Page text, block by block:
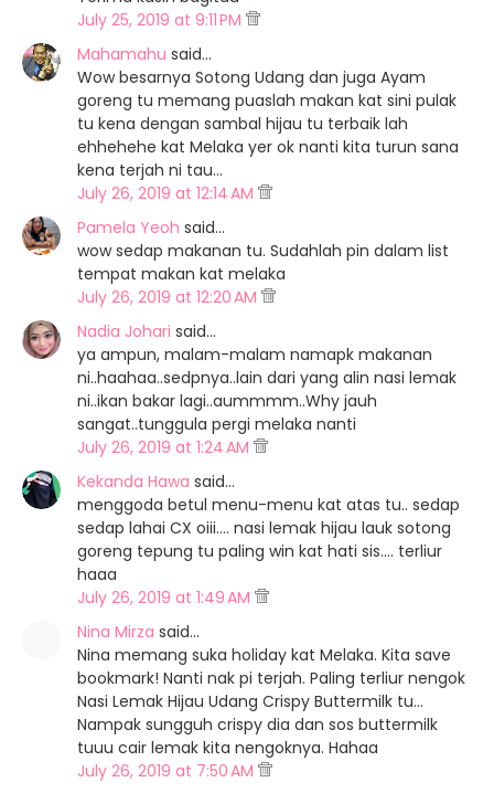
July 25, 2019 at 9:11 PM
Mahamahu said…
Wow besarnya Sotong Udang dan juga Ayam
goreng tu memang puaslah makan kat sini pulak
tu kena dengan sambal hijau tu terbaik lah
ehhehehe kat Melaka yer ok nanti kita turun sana
kena terjah ni tau...
July 26, 2019 at 12:14 AM
Pamela Yeoh said…
wow sedap makanan tu. Sudahlah pin dalam list
tempat makan kat melaka
July 26, 2019 at 12:20 AM
Nadia Johari said…
ya ampun, malam-malam namapk makanan
ni..haahaa..sedpnya..lain dari yang alin nasi lemak
ni..ikan bakar lagi..aummmm..Why jauh
sangat..tunggula pergi melaka nanti
July 26, 2019 at 1:24 AM
Kekanda Hawa said…
menggoda betul menu-menu kat atas tu.. sedap
sedap lahai CX oiii.... nasi lemak hijau lauk sotong
goreng tepung tu paling win kat hati sis.... terliur
haaa
July 26, 2019 at 1:49 AM
Nina Mirza said…
Nina memang suka holiday kat Melaka. Kita save
bookmark! Nanti nak pi terjah. Paling terliur nengok
Nasi Lemak Hijau Udang Crispy Buttermilk tu...
Nampak sungguh crispy dia dan sos buttermilk
tuuu cair lemak kita nengoknya. Hahaa
July 26, 2019 at 7:50 AM